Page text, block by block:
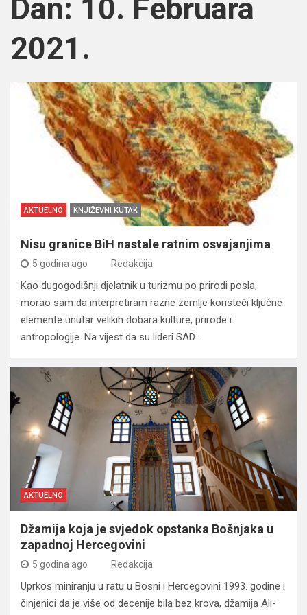
Dan: 10. Februara
2021.
AKTUELNO KNJIŽEVNI KUTAK
Nisu granice BiH nastale ratnim osvajanjima
5 godina ago Redakcija
Kao dugogodišnji djelatnik u turizmu po prirodi posla,
morao sam da interpretiram razne zemlje koristeći ključne
elemente unutar velikih dobara kulture, prirode i
antropologije. Na vijest da su lideri SAD…
AKTUELNO
Džamija koja je svjedok opstanka Bošnjaka u
zapadnoj Hercegovini
5 godina ago Redakcija
Uprkos miniranju u ratu u Bosni i Hercegovini 1993. godine i
činjenici da je više od decenije bila bez krova, džamija Ali-